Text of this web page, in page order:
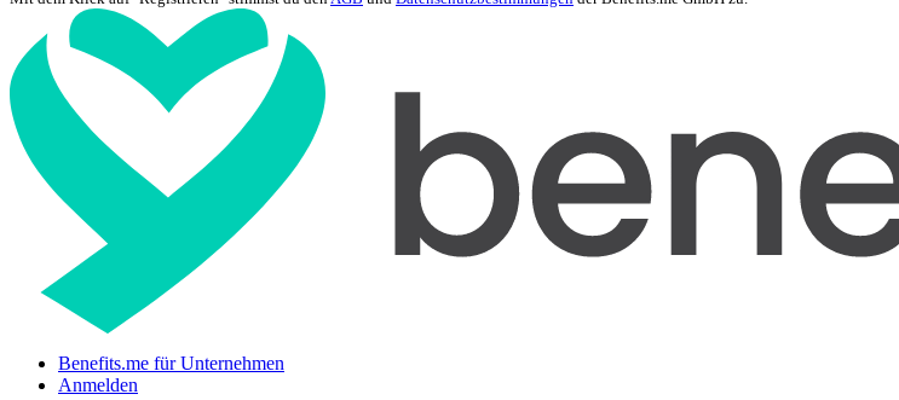
Benefits.me für Unternehmen
Anmelden